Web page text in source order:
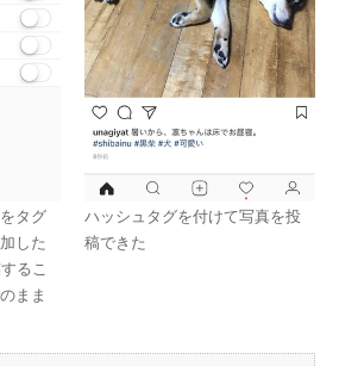
タグ
した
るこ
まま
ハッシュタグを付けて写真を投
稿できた